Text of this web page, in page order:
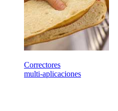
Correctores
multi-aplicaciones